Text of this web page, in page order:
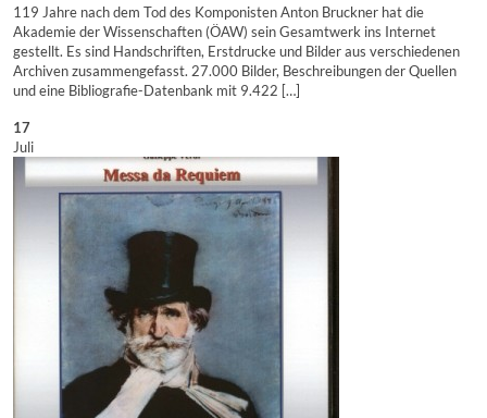
119 Jahre nach dem Tod des Komponisten Anton Bruckner hat die
Akademie der Wissenschaften (ÖAW) sein Gesamtwerk ins Internet
gestellt. Es sind Handschriften, Erstdrucke und Bilder aus verschiedenen
Archiven zusammengefasst. 27.000 Bilder, Beschreibungen der Quellen
und eine Bibliografie-Datenbank mit 9.422 […]
17
Juli